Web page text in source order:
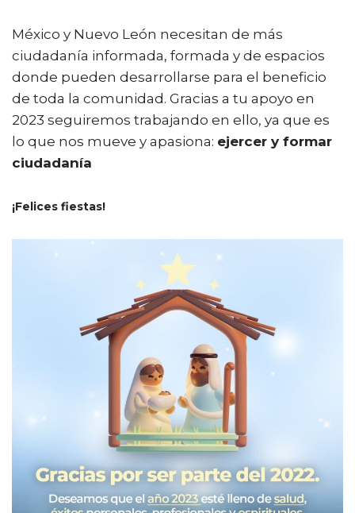
México y Nuevo León necesitan de más
ciudadanía informada, formada y de espacios
donde pueden desarrollarse para el beneficio
de toda la comunidad. Gracias a tu apoyo en
2023 seguiremos trabajando en ello, ya que es
lo que nos mueve y apasiona: ejercer y formar
ciudadanía
¡Felices fiestas!